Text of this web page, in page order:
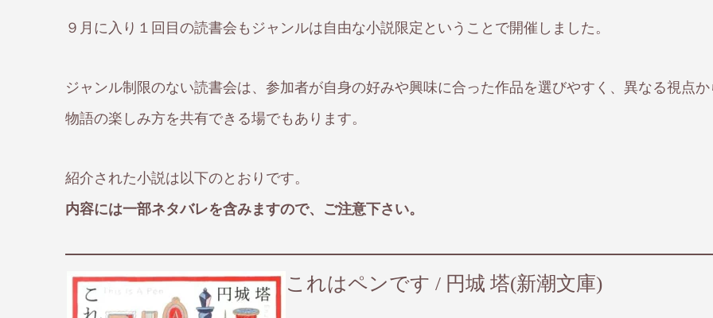
９月に入り１回目の読書会もジャンルは自由な小説限定ということで開催しました。
ジャンル制限のない読書会は、参加者が自身の好みや興味に合った作品を選びやすく、異なる視点か
物語の楽しみ方を共有できる場でもあります。
紹介された小説は以下のとおりです。
内容には一部ネタバレを含みますので、ご注意下さい。
これはペンです / 円城 塔(新潮文庫)